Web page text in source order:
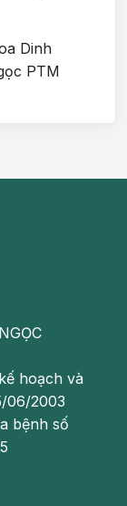
Dinh
PTM
hoạch và
06/2003
bệnh số